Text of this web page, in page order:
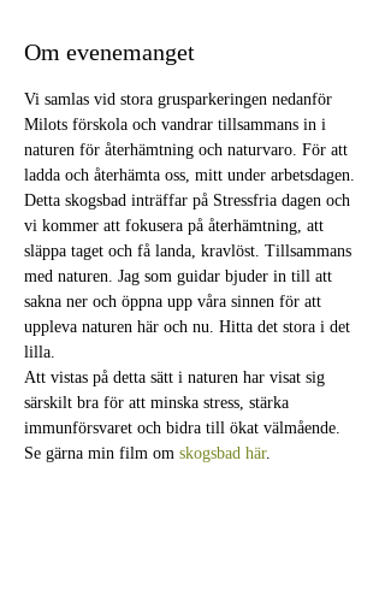
Om evenemanget
Vi samlas vid stora grusparkeringen nedanför
Milots förskola och vandrar tillsammans in i
naturen för återhämtning och naturvaro. För att
ladda och återhämta oss, mitt under arbetsdagen.
Detta skogsbad inträffar på Stressfria dagen och
vi kommer att fokusera på återhämtning, att
släppa taget och få landa, kravlöst. Tillsammans
med naturen. Jag som guidar bjuder in till att
sakna ner och öppna upp våra sinnen för att
uppleva naturen här och nu. Hitta det stora i det
lilla.
Att vistas på detta sätt i naturen har visat sig
särskilt bra för att minska stress, stärka
immunförsvaret och bidra till ökat välmående.
Se gärna min film om skogsbad här.